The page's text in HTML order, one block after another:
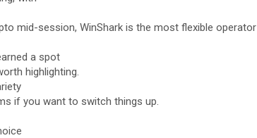
mid-session, WinShark is the most flexible operator
a spot
highlighting.
if you want to switch things up.